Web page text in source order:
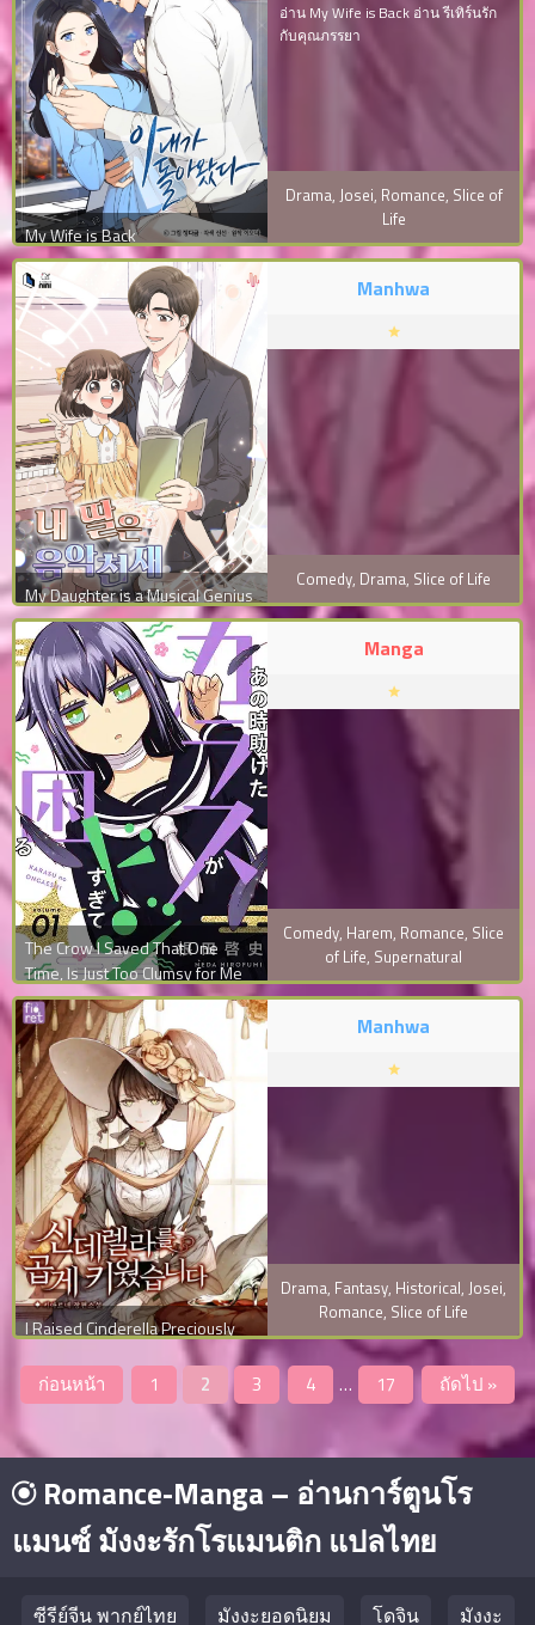
My Wife is Back
อ่าน My Wife is Back อ่าน รีเทิร์นรัก
กับคุณภรรยา
Drama, Josei, Romance, Slice of
Life
My Daughter is a Musical Genius
Manhwa
Comedy, Drama, Slice of Life
The Crow I Saved That One
Time, Is Just Too Clumsy for Me
Manga
Comedy, Harem, Romance, Slice
of Life, Supernatural
I Raised Cinderella Preciously
Manhwa
Drama, Fantasy, Historical, Josei,
Romance, Slice of Life
ก่อนหน้า 1 2 3 4 … 17 ถัดไป »
Romance-Manga – อ่านการ์ตูนโร
แมนซ์ มังงะรักโรแมนติก แปลไทย
ซีรีย์จีน พากย์ไทย มังงะยอดนิยม โดจิน มังงะ